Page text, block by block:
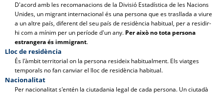
D'acord amb les recomanacions de la Divisió Estadística de les Nacions
Unides, un migrant internacional és una persona que es trasllada a viure
a un altre país, diferent del seu país de residència habitual, per a residir-
hi com a mínim per un període d'un any. Per això no tota persona
estrangera és immigrant.
Lloc de residència
És l'àmbit territorial on la persona resideix habitualment. Els viatges
temporals no fan canviar el lloc de residència habitual.
Nacionalitat
Per nacionalitat s'entén la ciutadania legal de cada persona. Un ciutadà